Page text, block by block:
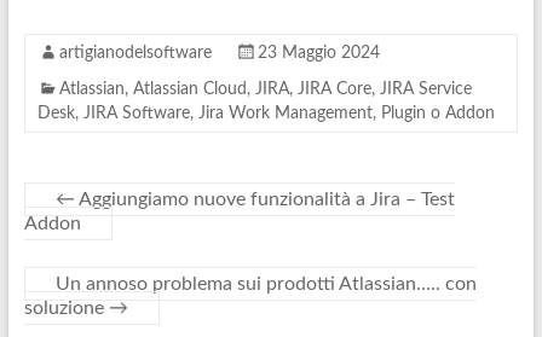
artigianodelsoftware 23 Maggio 2024
Atlassian, Atlassian Cloud , JIRA, JIRA Core, JIRA Service
Desk, JIRA Software, Jira Work Management, Plugin o Addon
← Aggiungiamo nuove funzionalità a Jira – Test
Addon
Un annoso problema sui prodotti Atlassian….. con
soluzione →